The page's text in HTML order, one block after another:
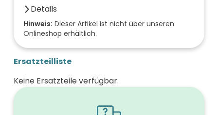
Details
Farbe der Front
520
Höhe (mm)
Tiefe (mm)
Hinweis: Dieser Artikel ist nicht über unseren
Onlineshop erhältlich.
Ersatzteilliste
Keine Ersatzteile verfügbar.